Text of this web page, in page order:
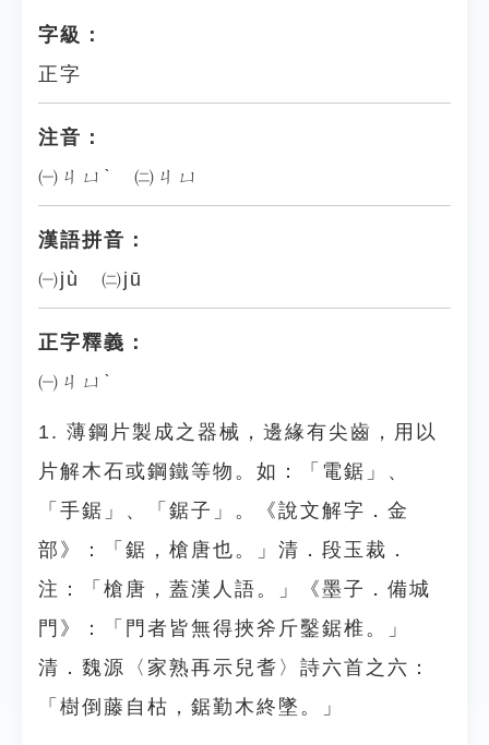
字級：
正字
注音：
㈠ㄐㄩˋ ㈡ㄐㄩ
漢語拼音：
㈠jù ㈡jū
正字釋義：
㈠ㄐㄩˋ
1. 薄鋼片製成之器械，邊緣有尖齒，用以
片解木石或鋼鐵等物。如：「電鋸」、
「手鋸」、「鋸子」。《說文解字．金
部》：「鋸，槍唐也。」清．段玉裁．
注：「槍唐，蓋漢人語。」《墨子．備城
門》：「門者皆無得挾斧斤鑿鋸椎。」
清．魏源〈家熟再示兒耆〉詩六首之六：
「樹倒藤自枯，鋸勤木終墜。」